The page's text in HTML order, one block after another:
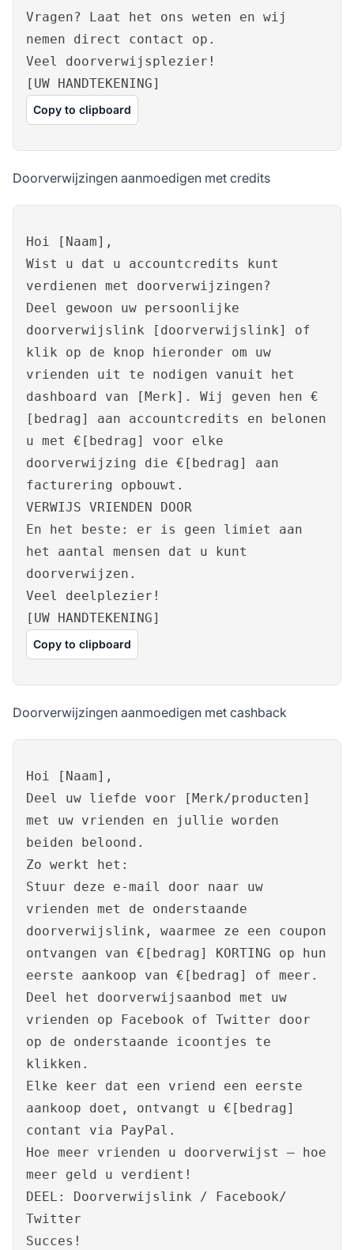
Vragen? Laat het ons weten en wij
nemen direct contact op.
Veel doorverwijsplezier!
[UW HANDTEKENING]
Copy to clipboard
Doorverwijzingen aanmoedigen met credits
Hoi [Naam],
Wist u dat u accountcredits kunt
verdienen met doorverwijzingen?
Deel gewoon uw persoonlijke
doorverwijslink [doorverwijslink] of
klik op de knop hieronder om uw
vrienden uit te nodigen vanuit het
dashboard van [Merk]. Wij geven hen €
[bedrag] aan accountcredits en belonen
u met €[bedrag] voor elke
doorverwijzing die €[bedrag] aan
facturering opbouwt.
VERWIJS VRIENDEN DOOR
En het beste: er is geen limiet aan
het aantal mensen dat u kunt
doorverwijzen.
Veel deelplezier!
[UW HANDTEKENING]
Copy to clipboard
Doorverwijzingen aanmoedigen met cashback
Hoi [Naam],
Deel uw liefde voor [Merk/producten]
met uw vrienden en jullie worden
beiden beloond.
Zo werkt het:
Stuur deze e-mail door naar uw
vrienden met de onderstaande
doorverwijslink, waarmee ze een coupon
ontvangen van €[bedrag] KORTING op hun
eerste aankoop van €[bedrag] of meer.
Deel het doorverwijsaanbod met uw
vrienden op Facebook of Twitter door
op de onderstaande icoontjes te
klikken.
Elke keer dat een vriend een eerste
aankoop doet, ontvangt u €[bedrag]
contant via PayPal.
Hoe meer vrienden u doorverwijst – hoe
meer geld u verdient!
DEEL: Doorverwijslink / Facebook/
Twitter
Succes!